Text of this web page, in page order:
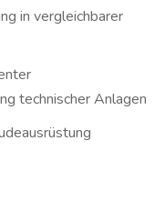
in vergleichbarer
technischer Anlagen